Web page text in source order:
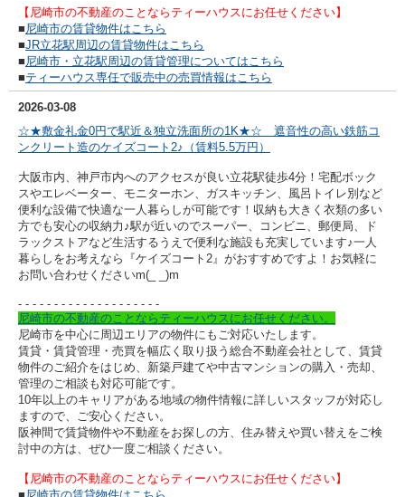
【尼崎市の不動産のことならティーハウスにお任せください】
■ 尼崎市の賃貸物件はこちら
■JR立花駅周辺の賃貸物件はこちら
■ 尼崎市・立花駅周辺の賃貸管理についてはこちら
■ティーハウス専任で販売中の売買情報はこちら
2026-03-08
☆★敷金礼金0円で駅近＆独立洗面所の1K★☆ 遮音性の高い鉄筋コ
ンクリート造のケイズコート2♪（賃料5.5万円）
大阪市内、神戸市内へのアクセスが良い立花駅徒歩4分！宅配ボック
スやエレベーター、モニターホン、ガスキッチン、風呂トイレ別など
便利な設備で快適な一人暮らしが可能です！収納も大きく衣類の多い
方でも安心の収納力♪駅が近いのでスーパー、コンビニ、郵便局、ド
ラックストアなど生活するうえで便利な施設も充実しています♪一人
暮らしをお考えなら『ケイズコート2』がおすすめですよ！ お気軽に
お問い合わせくださいm(_ _)m
- - - - - - - - - - - - - - - - - - - -
尼崎市の不動産のことならティーハウスにお任せください。
尼崎市を中心に周辺エリアの物件にもご対応いたします。
賃貸・賃貸管理・売買を幅広く取り扱う総合不動産会社として、賃貸
物件のご紹介をはじめ、新築戸建てや中古マンションの購入・売却、
管理のご相談も対応可能です。
10年以上のキャリアがある地域の物件情報に詳しいスタッフが対応し
ますので、ご安心ください。
阪神間で賃貸物件や不動産をお探しの方、住み替えや買い替えをご検
討中の方は、ぜひ一度ご相談ください。
【尼崎市の不動産のことならティーハウスにお任せください】